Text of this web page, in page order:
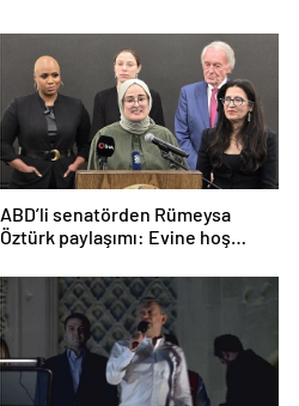
ABD’li senatörden Rümeysa
Öztürk paylaşımı: Evine hoş